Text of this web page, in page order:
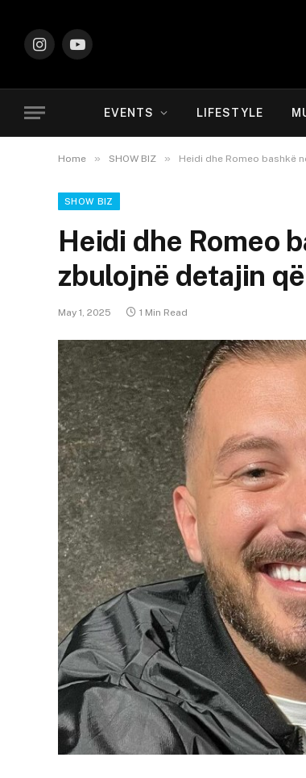
InstagramYouTube
EVENTS LIFESTYLE
Home » SHOW BIZ » Heidi dhe Romeo bashkë
SHOW BIZ
Heidi dhe Romeo
zbulojnë detajin
May 1, 2025 1 Min Read